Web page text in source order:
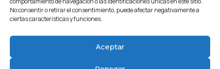
No consentir o retirar el consentimiento, puede afectar negativamente a
ciertas características y funciones.
Aceptar
Aviso Legal
Política de Cookies
Política de Privacidad